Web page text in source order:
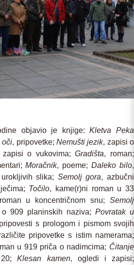
objavio je knjige:Kletva Peka
oči, pripovetke; Nemušti jezik, zapisi o
zapisi o vukovima;Gradišta, roman;
Moračnik, poeme;Daleko bilo,
slika; Semolj gora, azbučni
Točilo, kame(r)ni roman u 33
u koncentričnom snu;Semolj
909 planinskih naziva; Povratak u
s prologom i pismom svojih
pripovetke s istim namerama;
u 919 priča o nadimcima; Čitanje
20;Klesan kamen, ogledi i zapisi;